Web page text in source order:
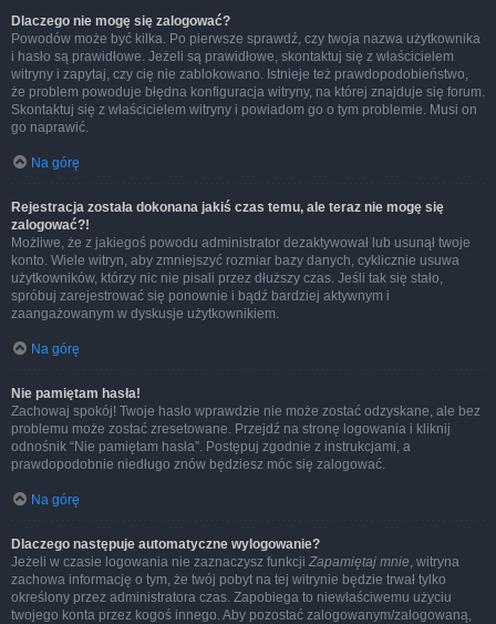
Dlaczego nie mogę się zalogować?
Powodów może być kilka. Po pierwsze sprawdź, czy twoja nazwa użytkownika
i hasło są prawidłowe. Jeżeli są prawidłowe, skontaktuj się z właścicielem
witryny i zapytaj, czy cię nie zablokowano. Istnieje też prawdopodobieństwo,
że problem powoduje błędna konfiguracja witryny, na której znajduje się forum.
Skontaktuj się z właścicielem witryny i powiadom go o tym problemie. Musi on
go naprawić.
Na górę
Rejestracja została dokonana jakiś czas temu, ale teraz nie mogę się
zalogować?!
Możliwe, że z jakiegoś powodu administrator dezaktywował lub usunął twoje
konto. Wiele witryn, aby zmniejszyć rozmiar bazy danych, cyklicznie usuwa
użytkowników, którzy nic nie pisali przez dłuższy czas. Jeśli tak się stało,
spróbuj zarejestrować się ponownie i bądź bardziej aktywnym i
zaangażowanym w dyskusje użytkownikiem.
Na górę
Nie pamiętam hasła!
Zachowaj spokój! Twoje hasło wprawdzie nie może zostać odzyskane, ale bez
problemu może zostać zresetowane. Przejdź na stronę logowania i kliknij
odnośnik “Nie pamiętam hasła”. Postępuj zgodnie z instrukcjami, a
prawdopodobnie niedługo znów będziesz móc się zalogować.
Na górę
Dlaczego następuje automatyczne wylogowanie?
Jeżeli w czasie logowania nie zaznaczysz funkcji Zapamiętaj mnie, witryna
zachowa informację o tym, że twój pobyt na tej witrynie będzie trwał tylko
określony przez administratora czas. Zapobiega to niewłaściwemu użyciu
twojego konta przez kogoś innego. Aby pozostać zalogowanym/zalogowaną,